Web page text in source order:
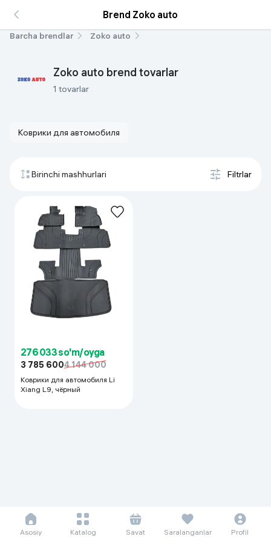
Brend Zoko auto
Barcha brendlar Zoko auto
Zoko auto brend tovarlar
1 tovarlar
Коврики для автомобиля
Birinchi mashhurlari Filtrlar
276 033 so'm/oyga
3 785 6004 144 000
Коврики для автомобиля Li
Xiang L9, чёрный
Asosiy Katalog Savat Saralanganlar Profil